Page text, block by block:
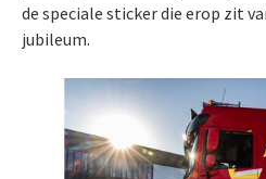
de speciale sticker die erop zit
jubileum.